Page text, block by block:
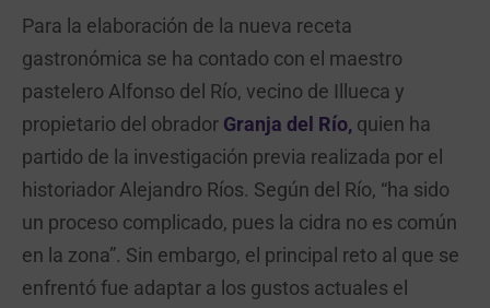
Para la elaboración de la nueva receta
gastronómica se ha contado con el maestro
pastelero Alfonso del Río, vecino de Illueca y
propietario del obrador Granja del Río, quien ha
partido de la investigación previa realizada por el
historiador Alejandro Ríos. Según del Río, “ha sido
un proceso complicado, pues la cidra no es común
en la zona”. Sin embargo, el principal reto al que se
enfrentó fue adaptar a los gustos actuales el